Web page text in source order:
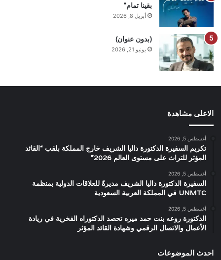
بقينا تمام”
أبريل 8, 2026
(بدون عنوان)
يونيو 21, 2026
الاعلى مشاهدة
أغسطس 5, 2026
تكريم السفيرة الدكتورة داليا الشريف خارج المملكة بلقب “القائد
المؤثر للتراث على مستوى العالم 2026”
أغسطس 5, 2026
السفيرة الدكتورة داليا الشريف مديرةً للعلاقات الدولية بمنظمة
UNMTC في المملكة العربية السعودية
أغسطس 5, 2026
الدكتورة روعه بنت حمد ميره تحصد الدكتوراه الفخرية في ريادة
الأعمال والاتصال الرقمي وشهادة القائد المؤثر
احدث الموضوعات